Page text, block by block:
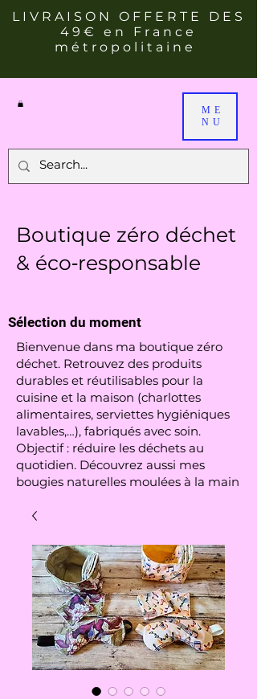
LIVRAISON OFFERTE DES
49€ en France
métropolitaine
ME
NU
Sélection du moment
Boutique zéro déchet
& éco‑responsable
Bienvenue dans ma boutique zéro
déchet. Retrouvez des produits
durables et réutilisables pour la
cuisine et la maison (charlottes
alimentaires, serviettes hygiéniques
lavables,…), fabriqués avec soin.
Objectif : réduire les déchets au
quotidien. Découvrez aussi mes
bougies naturelles moulées à la main